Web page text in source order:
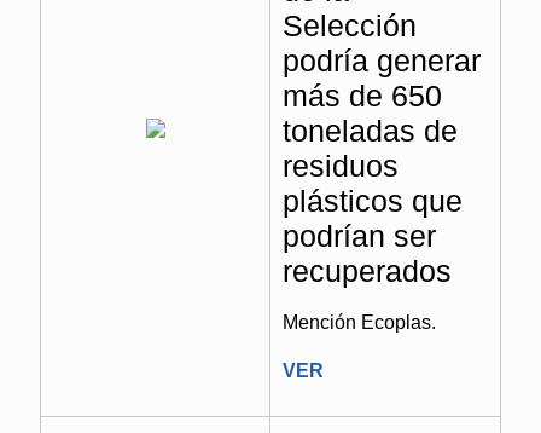
Selección
podría generar
más de 650
toneladas de
residuos
plásticos que
podrían ser
recuperados
Mención Ecoplas.
VER